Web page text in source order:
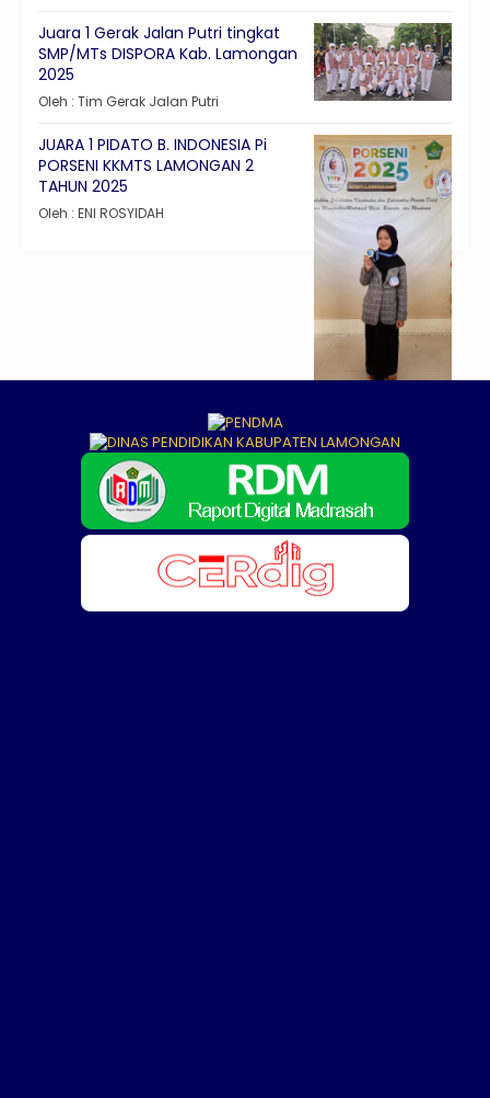
Juara 1 Gerak Jalan Putri tingkat
SMP/MTs DISPORA Kab. Lamongan
2025
Oleh : Tim Gerak Jalan Putri
JUARA 1 PIDATO B. INDONESIA Pi
PORSENI KKMTS LAMONGAN 2
TAHUN 2025
Oleh : ENI ROSYIDAH